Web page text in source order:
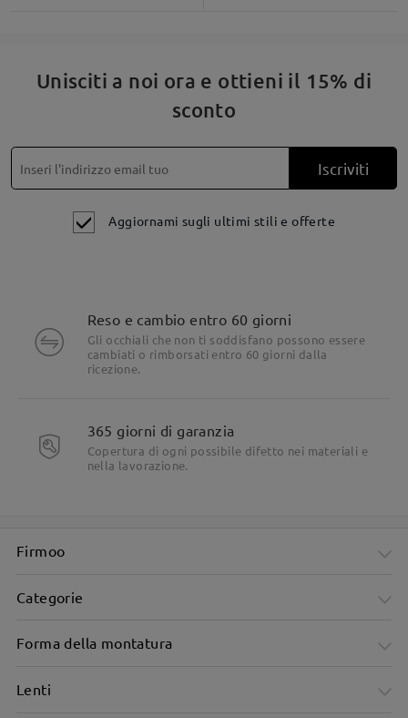
Unisciti a noi ora e ottieni il 15% di
sconto
Iscriviti
Aggiornami sugli ultimi stili e offerte
Reso e cambio entro 60 giorni
Gli occhiali che non ti soddisfano possono essere
cambiati o rimborsati entro 60 giorni dalla
ricezione.
365 giorni di garanzia
Copertura di ogni possibile difetto nei materiali e
nella lavorazione.
Firmoo
Categorie
Forma della montatura
Lenti